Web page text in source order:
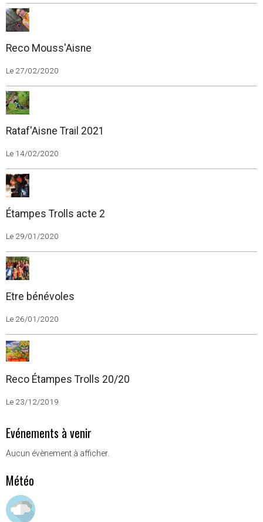
Reco Mouss'Aisne
Le 27/02/2020
Rataf'Aisne Trail 2021
Le 14/02/2020
Étampes Trolls acte 2
Le 29/01/2020
Etre bénévoles
Le 26/01/2020
Reco Étampes Trolls 20/20
Le 23/12/2019
Evénements à venir
Aucun évènement à afficher.
Météo